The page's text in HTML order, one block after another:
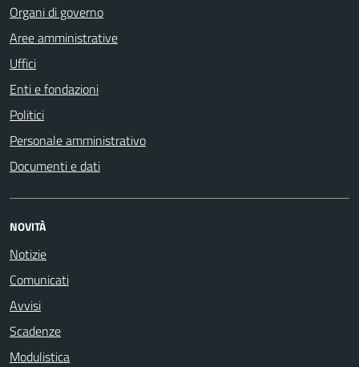
Organi di governo
Aree amministrative
Uffici
Enti e fondazioni
Politici
Personale amministrativo
Documenti e dati
NOVITÀ
Notizie
Comunicati
Avvisi
Scadenze
Modulistica